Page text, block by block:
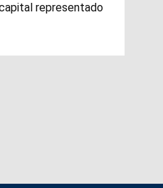
representado